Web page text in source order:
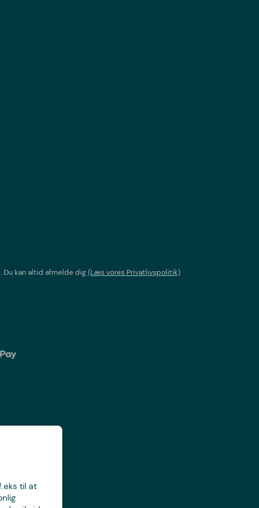
til at
. Du kan altid afmelde dig(Læs vores Privatlivspolitik)